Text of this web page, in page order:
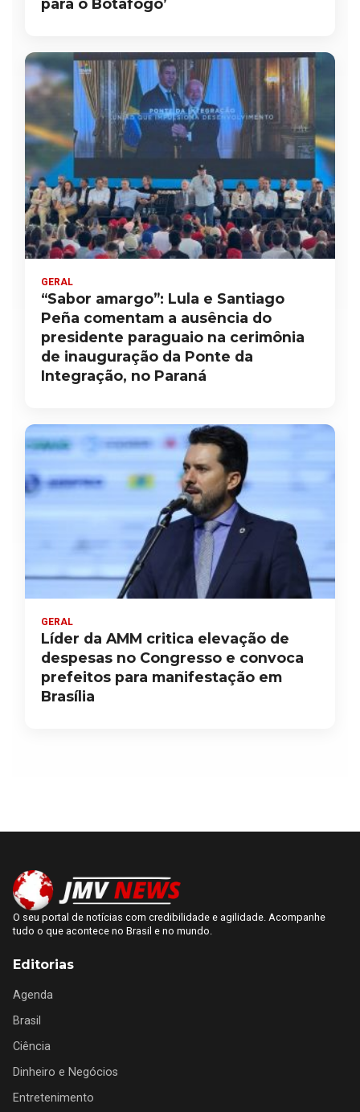
GERAL
“Sabor amargo”: Lula e Santiago
Peña comentam a ausência do
presidente paraguaio na cerimônia
de inauguração da Ponte da
Integração, no Paraná
GERAL
Líder da AMM critica elevação de
despesas no Congresso e convoca
prefeitos para manifestação em
Brasília
O seu portal de notícias com credibilidade e agilidade. Acompanhe
tudo o que acontece no Brasil e no mundo.
Editorias
Agenda
Brasil
Ciência
Dinheiro e Negócios
Entretenimento